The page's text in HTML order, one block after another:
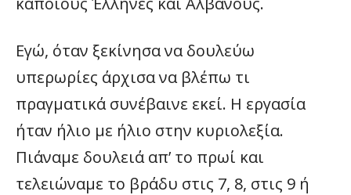
Εγώ, όταν ξεκίνησα να δουλεύω
υπερωρίες άρχισα να βλέπω τι
πραγματικά συνέβαινε εκεί. Η εργασία
ήταν ήλιο με ήλιο στην κυριολεξία.
Πιάναμε δουλειά απ’ το πρωί και
τελειώναμε το βράδυ στις 7, 8, στις 9 ή